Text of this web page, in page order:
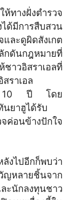
างฝั่งตำรวจ
ด้มีการสืบสวน
ละดูผิดสังเกต
กดันกฎหมายที่
าวอิสราเอลที่
ราเอล
า 10 ปี โดย
ยาฮูได้รับ
ค่อนข้างปักใจ
งไปอีกก็พบว่า
หลายชิ้นจาก
นักลงทุนชาว